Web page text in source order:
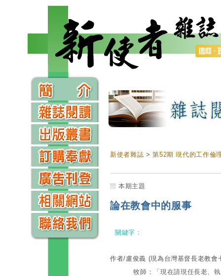
新使者雜誌 >第52期 現代的工作倫
本期主題
論在教會中的服事
關鍵字：
作者/盧俊義 (現為台灣基督長老教會
牧師：「現在請現任長老、執